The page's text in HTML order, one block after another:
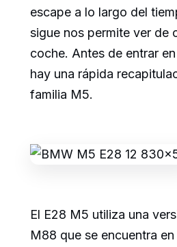
escape a lo largo del
sigue nos permite ver de
coche. Antes de entrar
hay una rápida
familia M5.
El E28 M5 utiliza una
M88 que se encuentra en